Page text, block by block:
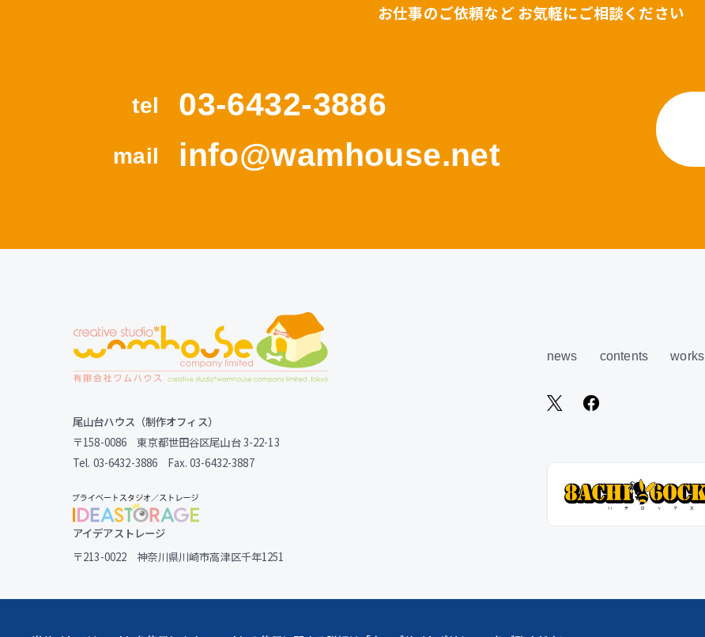
お仕事のご依頼など お気軽にご相談ください
tel 03-6432-3886
mail info@wamhouse.net
尾山台ハウス（制作オフィス）
〒158-0086 東京都世田谷区尾山台 3-22-13
Tel. 03-6432-3886 Fax. 03-6432-3887
アイデアストレージ
〒213-0022 神奈川県川崎市高津区千年1251
news contents works